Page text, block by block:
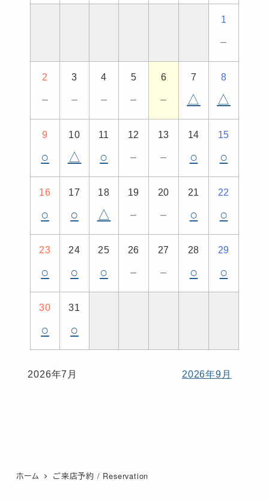
1
－
2
－
3
－
4
－
5
－
6
－
7
△
8
△
9
○
10
△
11
○
12
－
13
－
14
○
15
○
16
○
17
○
18
△
19
－
20
－
21
○
22
○
23
○
24
○
25
○
26
－
27
－
28
○
29
○
30
○
31
○
2026年7月 2026年9月
ホーム ご来店予約 / Reservation